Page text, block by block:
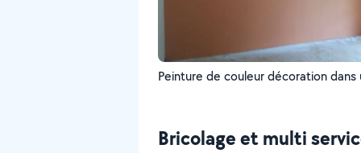
Peinture de couleur décoration dans
Bricolage et multi